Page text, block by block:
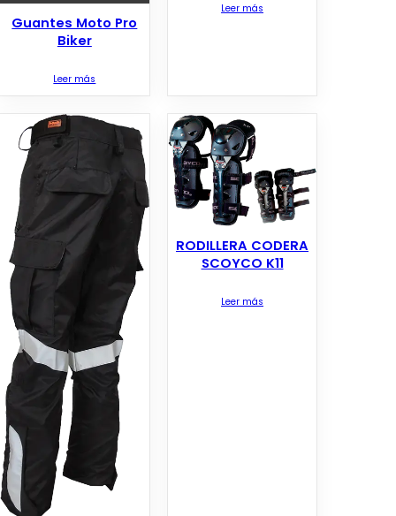
Guantes Moto Pro
Biker
Leer más
Leer más
RODILLERA CODERA
SCOYCO K11
Leer más